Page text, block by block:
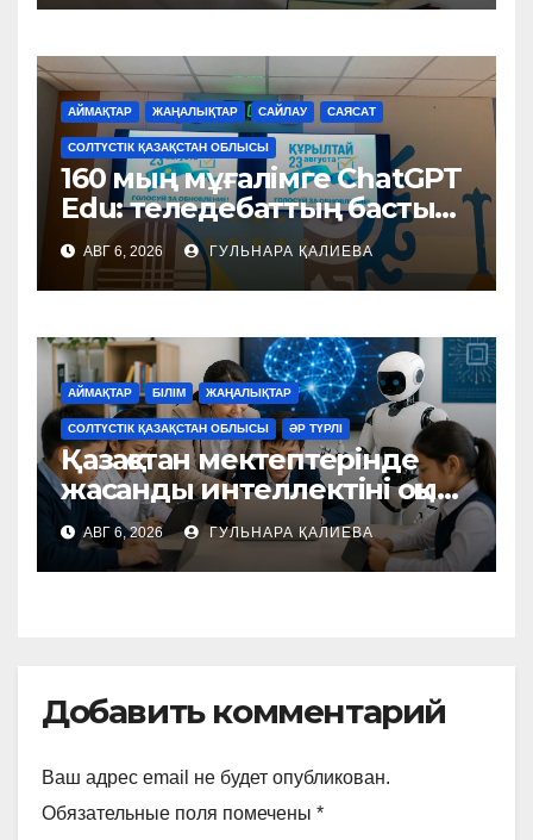
АЙМАҚТАР ЖАҢАЛЫҚТАР САЙЛАУ САЯСАТ
СОЛТҮСТІК ҚАЗАҚСТАН ОБЛЫСЫ
160 мың мұғалімге ChatGPT
Edu: теледебаттың басты
тақырыбы – білім мен
жасанды интеллект
АВГ 6, 2026 ГУЛЬНАРА ҚАЛИЕВА
АЙМАҚТАР БІЛІМ ЖАҢАЛЫҚТАР
СОЛТҮСТІК ҚАЗАҚСТАН ОБЛЫСЫ ӘР ТҮРЛІ
Қазақстан мектептерінде
жасанды интеллектіні оқыта
бастайды: пәндердің атауы
да өзгереді
АВГ 6, 2026 ГУЛЬНАРА ҚАЛИЕВА
Добавить комментарий
Ваш адрес email не будет опубликован.
Обязательные поля помечены *